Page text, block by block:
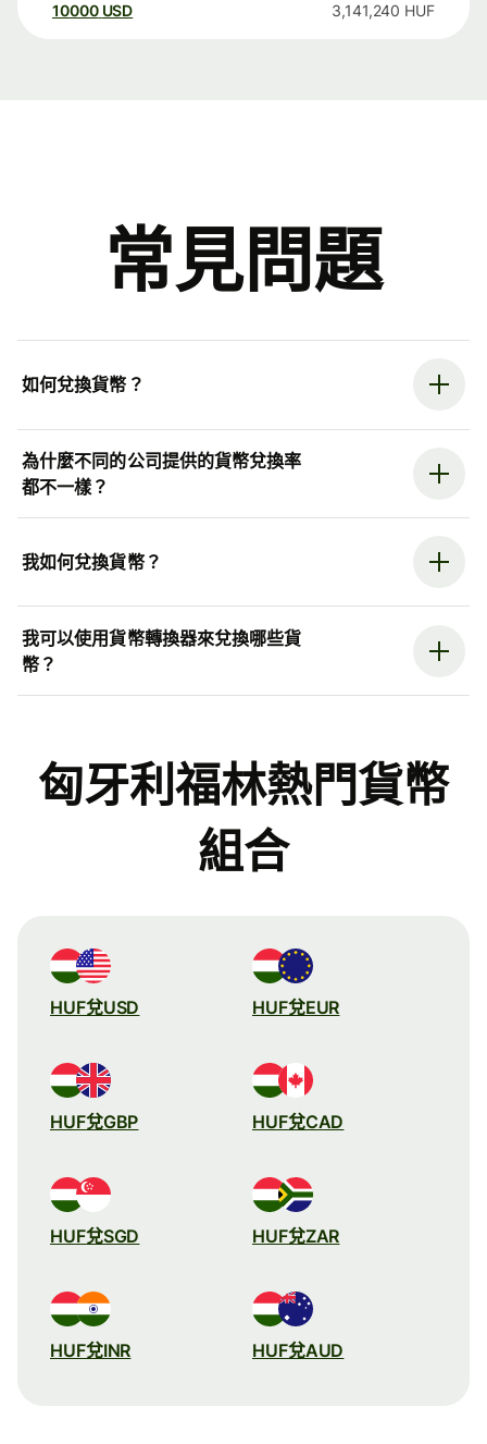
10000 USD 3,141,240 HUF
常見問題
如何兌換貨幣？
為什麼不同的公司提供的貨幣兌換率
都不一樣？
我如何兌換貨幣？
我可以使用貨幣轉換器來兌換哪些貨
幣？
匈牙利福林熱門貨幣
組合
HUF兌USD HUF兌EUR
HUF兌GBP HUF兌CAD
HUF兌SGD HUF兌ZAR
HUF兌INR HUF兌AUD